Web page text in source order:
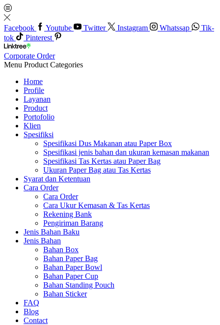
Facebook Youtube Twitter Instagram Whatssap
Tik-
tok
Pinterest
Corporate Order
Menu Product Categories
Home
Profile
Layanan
Product
Portofolio
Klien
Spesifiksi
Spesifikasi Dus Makanan atau Paper Box
Spesifikasi jenis bahan dan ukuran kemasan makanan
Spesifikasi Tas Kertas atau Paper Bag
Ukuran Paper Bag atau Tas Kertas
Syarat dan Ketentuan
Cara Order
Cara Order
Cara Ukur Kemasan & Tas Kertas
Rekening Bank
Pengiriman Barang
Jenis Bahan Baku
Jenis Bahan
Bahan Box
Bahan Paper Bag
Bahan Paper Bowl
Bahan Paper Cup
Bahan Standing Pouch
Bahan Sticker
FAQ
Blog
Contact